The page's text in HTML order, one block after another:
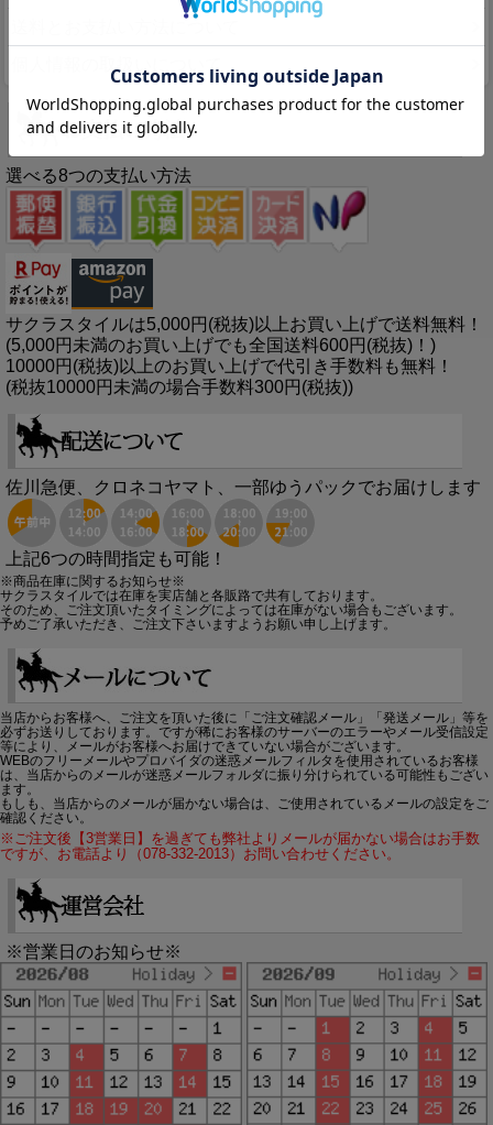
選べる8つの支払い方法
サクラスタイルは5,000円(税抜)以上お買い上げで送料無料！
(5,000円未満のお買い上げでも全国送料600円(税抜)！)
10000円(税抜)以上のお買い上げで代引き手数料も無料！
(税抜10000円未満の場合手数料300円(税抜))
佐川急便、クロネコヤマト、一部ゆうパックでお届けします
上記6つの時間指定も可能！
※商品在庫に関するお知らせ※
サクラスタイルでは在庫を実店舗と各販路で共有しております。
そのため、ご注文頂いたタイミングによっては在庫がない場合もございます。
予めご了承いただき、ご注文下さいますようお願い申し上げます。
当店からお客様へ、ご注文を頂いた後に「ご注文確認メール」「発送メール」等を
必ずお送りしております。ですが稀にお客様のサーバーのエラーやメール受信設定
等により、メールがお客様へお届けできていない場合がございます。
WEBのフリーメールやプロバイダの迷惑メールフィルタを使用されているお客様
は、当店からのメールが迷惑メールフォルダに振り分けられている可能性もござい
ます。
もしも、当店からのメールが届かない場合は、ご使用されているメールの設定をご
確認ください。
※ご注文後【3営業日】を過ぎても弊社よりメールが届かない場合はお手数
ですが、お電話より（078-332-2013）お問い合わせください。
※営業日のお知らせ※